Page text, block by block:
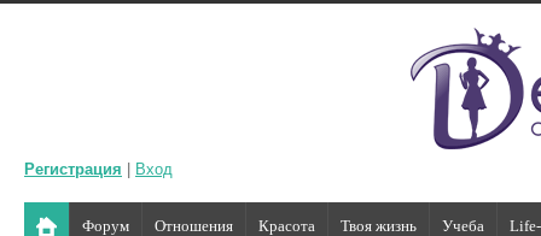
Регистрация Вход
Форум Отношения Красота Твоя жизнь Учеба